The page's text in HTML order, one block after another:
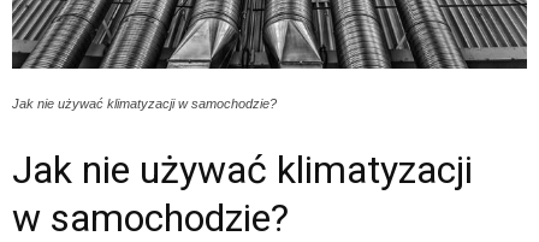
Jak nie używać klimatyzacji w samochodzie?
Jak nie używać klimatyzacji
w samochodzie?